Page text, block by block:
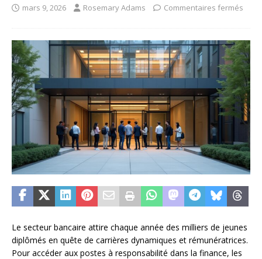
mars 9, 2026 Rosemary Adams Commentaires fermés
Le secteur bancaire attire chaque année des milliers de jeunes
diplômés en quête de carrières dynamiques et rémunératrices.
Pour accéder aux postes à responsabilité dans la finance, les